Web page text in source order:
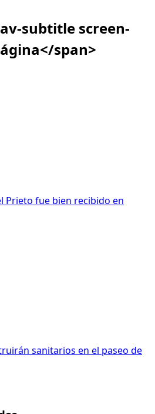
subtitle screen-
span>
Prieto fue bien recibido en
sanitarios en el paseo de